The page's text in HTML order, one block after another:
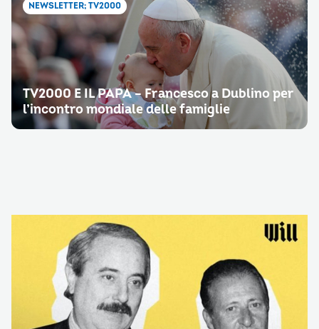
NEWSLETTER; TV2000
TV2000 E IL PAPA – Francesco a Dublino per
l’incontro mondiale delle famiglie